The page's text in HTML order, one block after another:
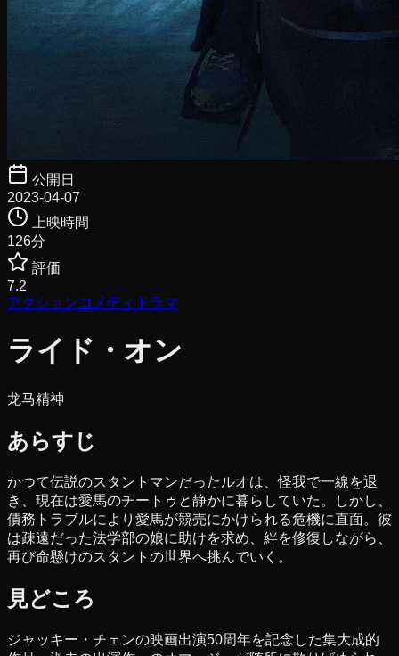
公開日
2023-04-07
上映時間
126分
評価
7.2
アクションコメディ ドラマ
ライド・オン
龙马精神
あらすじ
かつて伝説のスタントマンだったルオは、怪我で一線を退
き、現在は愛馬のチートゥと静かに暮らしていた。しかし、
債務トラブルにより愛馬が競売にかけられる危機に直面。彼
は疎遠だった法学部の娘に助けを求め、絆を修復しながら、
再び命懸けのスタントの世界へ挑んでいく。
見どころ
ジャッキー・チェンの映画出演50周年を記念した集大成的